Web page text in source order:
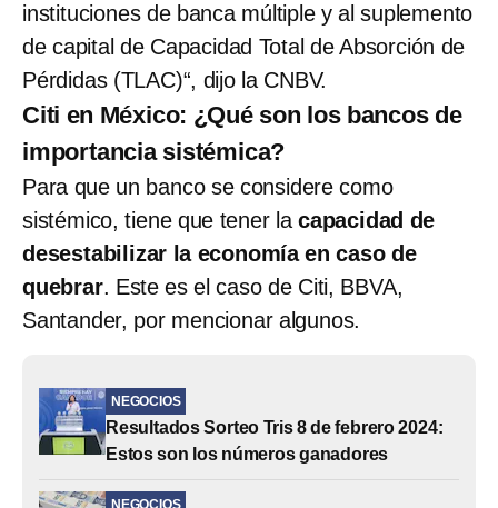
instituciones de banca múltiple y al suplemento
de capital de Capacidad Total de Absorción de
Pérdidas (TLAC)“, dijo la CNBV.
Citi en México: ¿Qué son los bancos de
importancia sistémica?
Para que un banco se considere como
sistémico, tiene que tener lacapacidad de
desestabilizar la economía en caso de
quebrar. Este es el caso de Citi, BBVA,
Santander, por mencionar algunos.
NEGOCIOS
Resultados Sorteo Tris 8 de febrero 2024:
Estos son los números ganadores